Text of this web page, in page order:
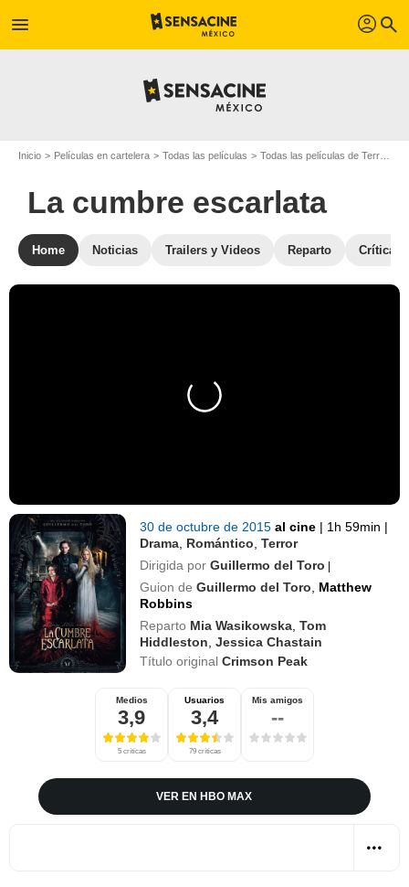
menu profil search
Inicio Películas en cartelera Todas las películas Todas las películas de Terror
La cumbre escarlata
Home Noticias Trailers y Videos Reparto Críticas
30 de octubre de 2015al cine | 1h 59min |
Drama Romántico ,Terror
Dirigida por Guillermo del Toro |
Guion de Guillermo del Toro
Matthew
Robbins
Reparto Mia Wasikowska ,Tom
Hiddleston ,Jessica Chastain
Título originalCrimson Peak
Medios
3,9
5 críticas
Usuarios
3,4
79 críticas
Mis amigos
--
VER EN HBO MAX